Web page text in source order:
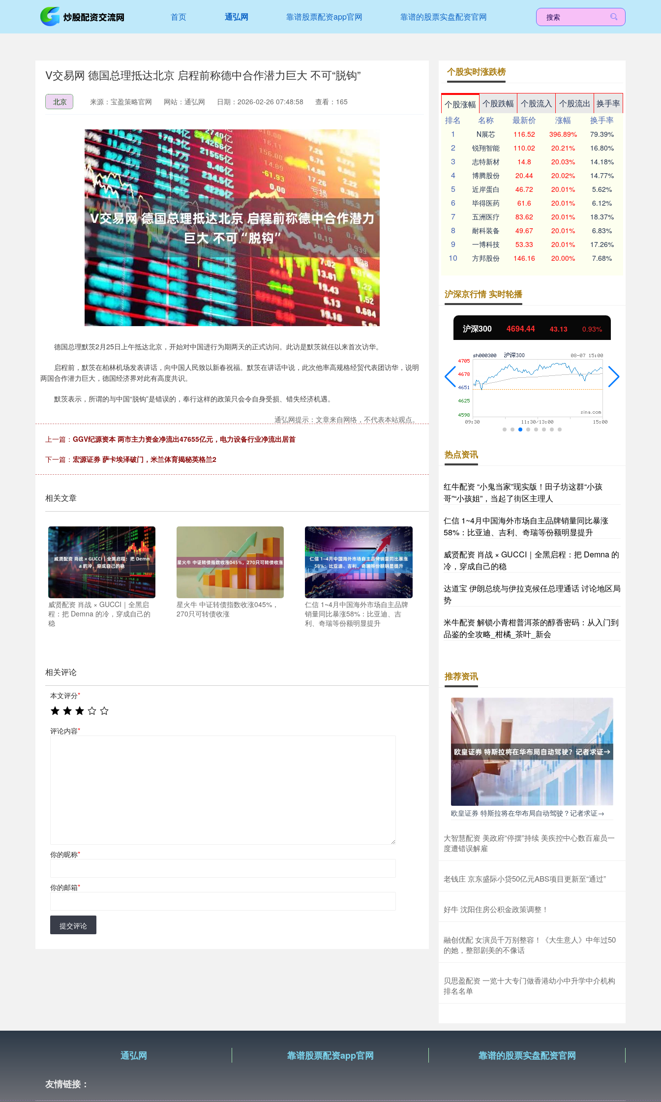
首页 通弘网 靠谱股票配资app官网 靠谱的股票实盘配资官网
V交易网 德国总理抵达北京 启程前称德中合作潜力巨大 不可“脱钩”
北京 来源：宝盈策略官网 网站：通弘网 日期：2026-02-26 07:48:58 查看：165
德国总理默茨2月25日上午抵达北京，开始对中国进行为期两天的正式访问。此访是默茨就任以来首次访华。
启程前，默茨在柏林机场发表讲话，向中国人民致以新春祝福。默茨在讲话中说，此次他率高规格经贸代表团访华，说明
两国合作潜力巨大，德国经济界对此有高度共识。
默茨表示，所谓的与中国“脱钩”是错误的，奉行这样的政策只会令自身受损、错失经济机遇。
通弘网提示：文章来自网络，不代表本站观点。
上一篇： GGV纪源资本 两市主力资金净流出47655亿元，电力设备行业净流出居首
下一篇： 宏源证券 萨卡埃泽破门，米兰体育揭秘英格兰2
相关文章
威贤配资 肖战 × GUCCI｜全黑启
程：把 Demna 的冷，穿成自己的
稳
星火牛 中证转债指数收涨045%，
270只可转债收涨
仁信 1~4月中国海外市场自主品牌
销量同比暴涨58%：比亚迪、吉
利、奇瑞等份额明显提升
相关评论
本文评分*
评论内容*
你的昵称*
你的邮箱*
提交评论
个股实时涨跌榜
个股涨幅 个股跌幅 个股流入 个股流出
换手率
排名
名称 最新价 涨幅
换手率
1
N展芯 116.52 396.89% 79.39%
2 锐翔智能 110.02 20.21% 16.80%
3 志特新材 14.8 20.03% 14.18%
4 博腾股份 20.44 20.02% 14.77%
5 近岸蛋白 46.72 20.01% 5.62%
6 毕得医药 61.6 20.01% 6.12%
7 五洲医疗 83.62 20.01% 18.37%
8 耐科装备 49.67 20.01% 6.83%
9 一博科技 53.33 20.01% 17.26%
10 方邦股份 146.16 20.00% 7.68%
沪深京行情 实时轮播
上证指数 3940.04 39.68 1.02% 深证成指 14311.01 200.89 1.42% 沪深300 4694.44 43.13 0.93%
热点资讯
红牛配资 “小鬼当家”现实版！田子坊这群“小孩
哥”“小孩姐”，当起了街区主理人
仁信 1~4月中国海外市场自主品牌销量同比暴涨
58%：比亚迪、吉利、奇瑞等份额明显提升
威贤配资 肖战 × GUCCI｜全黑启程：把 Demna 的
冷，穿成自己的稳
达道宝 伊朗总统与伊拉克候任总理通话 讨论地区局
势
米牛配资 解锁小青柑普洱茶的醇香密码：从入门到
品鉴的全攻略_柑橘_茶叶_新会
推荐资讯
欧皇证券 特斯拉将在华布局自动驾驶？记者求证→
大智慧配资 美政府“停摆”持续 美疾控中心数百雇员一
度遭错误解雇
老钱庄 京东盛际小贷50亿元ABS项目更新至“通过”
好牛 沈阳住房公积金政策调整！
融创优配 女演员千万别整容！《大生意人》中年过50
的她，整部剧美的不像话
贝思盈配资 一览十大专门做香港幼小中升学中介机构
排名名单
通弘网 靠谱股票配资app官网 靠谱的股票实盘配资官网
友情链接：